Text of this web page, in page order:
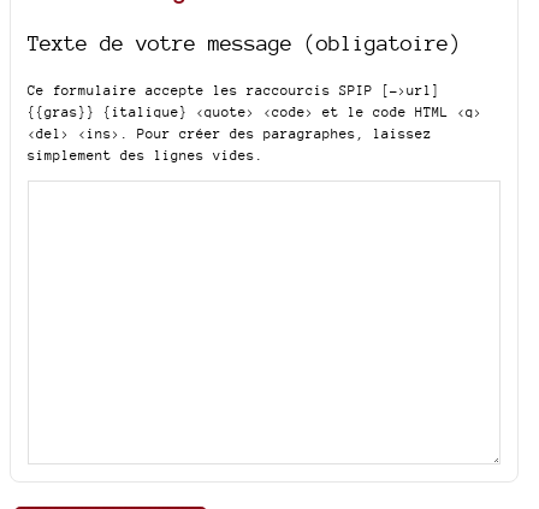
Texte de votre message (obligatoire)
Ce formulaire accepte les raccourcis SPIP
[->url]
{{gras}} {italique} <quote> <code>
et le code HTML <q>
<del> <ins>
. Pour créer des paragraphes, laissez
simplement des lignes vides.